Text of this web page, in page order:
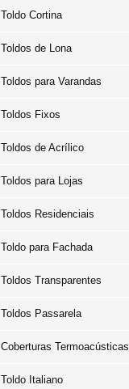
Toldo Cortina
Toldos de Lona
Toldos para Varandas
Toldos Fixos
Toldos de Acrílico
Toldos para Lojas
Toldos Residenciais
Toldo para Fachada
Toldos Transparentes
Toldos Passarela
Coberturas Termoacústicas
Toldo Italiano